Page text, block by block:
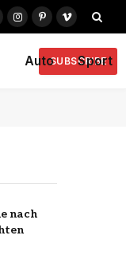
Instagram
PinterestVimeo
Auto Sport
SUBSCRIBE
nach